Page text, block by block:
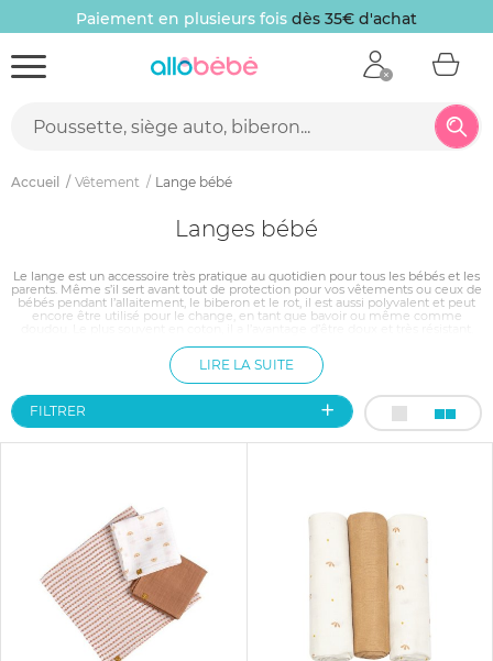
Paiement en plusieurs fois dès 35€ d'achat
Accueil Vêtement Lange bébé
Langes bébé
Le lange est un accessoire très pratique au quotidien pour tous les bébés et les
parents. Même s’il sert avant tout de protection pour vos vêtements ou ceux de
bébés pendant l’allaitement, le biberon et le rot, il est aussi polyvalent et peut
encore être utilisé pour le change, en tant que bavoir ou même comme
LIRE LA SUITE
FILTRER